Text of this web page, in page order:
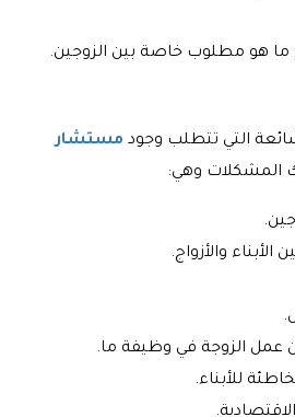
هو مطلوب خاصة بين الزوجين.
التي تتطلب وجود مستشار
المشكلات وهي:
والأزواج.
عمل الزوجة في وظيفة ما.
للأبناء.